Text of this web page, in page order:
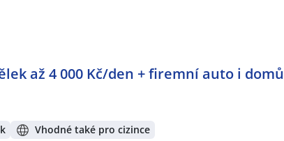
až 4 000 Kč/den + firemní auto i
Vhodné také pro cizince